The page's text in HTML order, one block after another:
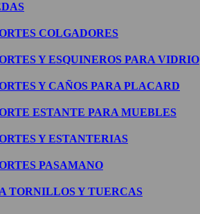
COLGADORES
Y ESQUINEROS PARA VIDRIO
Y CAÑOS PARA PLACARD
ESTANTE PARA MUEBLES
Y ESTANTERIAS
PASAMANO
TORNILLOS Y TUERCAS